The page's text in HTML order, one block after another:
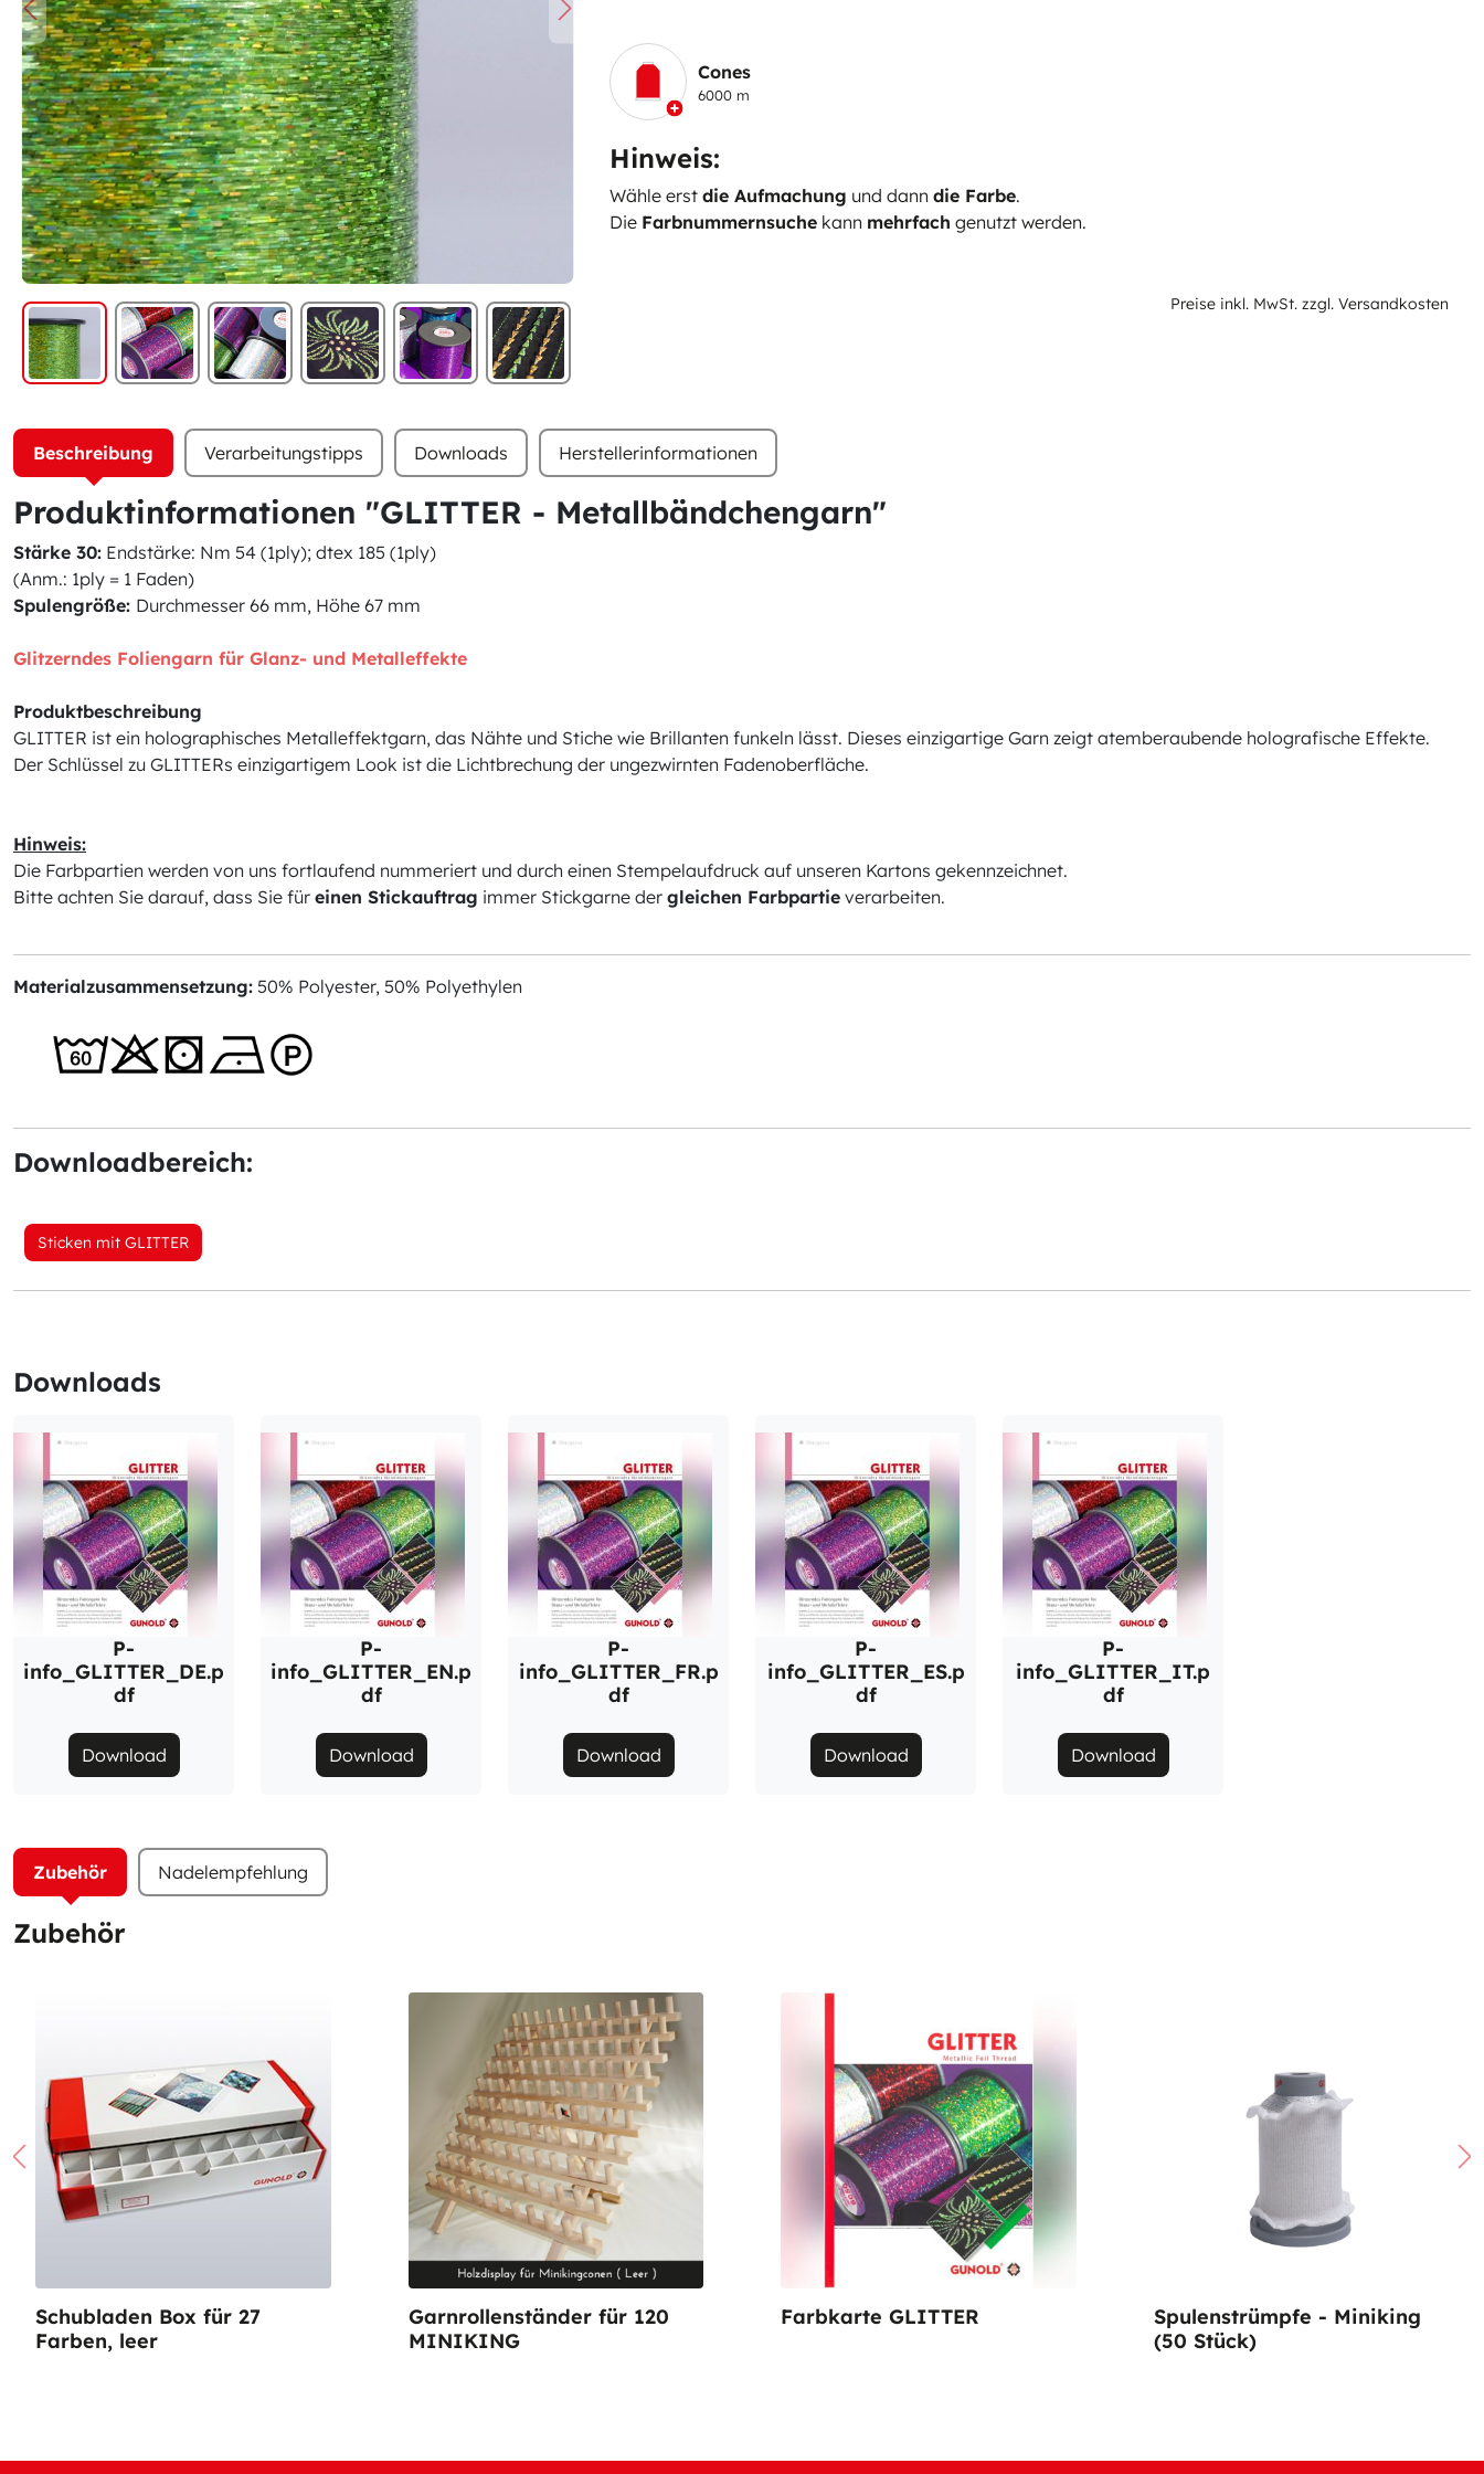
Nachhaltige Vliese
Cones
6000 m
Hinweis:
Wähle erst die Aufmachung und dann die Farbe.
Die Farbnummernsuche kann mehrfach genutzt werden.
Preise inkl. MwSt. zzgl. Versandkosten
Beschreibung Verarbeitungstipps Downloads Herstellerinformationen
Produktinformationen "GLITTER - Metallbändchengarn"
Stärke 30: Endstärke: Nm 54 (1ply); dtex 185 (1ply)
(Anm.: 1ply = 1 Faden)
Spulengröße: Durchmesser 66 mm, Höhe 67 mm
Glitzerndes Foliengarn für Glanz- und Metalleffekte
Produktbeschreibung
GLITTER ist ein holographisches Metalleffektgarn, das Nähte und Stiche wie Brillanten funkeln lässt. Dieses einzigartige Garn zeigt atemberaubende holografische Effekte.
Der Schlüssel zu GLITTERs einzigartigem Look ist die Lichtbrechung der ungezwirnten Fadenoberfläche.
Hinweis:
Die Farbpartien werden von uns fortlaufend nummeriert und durch einen Stempelaufdruck auf unseren Kartons gekennzeichnet.
Bitte achten Sie darauf, dass Sie für einen Stickauftrag immer Stickgarne der gleichen Farbpartie verarbeiten.
Materialzusammensetzung: 50% Polyester, 50% Polyethylen
Downloadbereich:
Sticken mit GLITTER
Downloads
P-
info_GLITTER_DE.p
df
Download
P-
info_GLITTER_EN.p
df
Download
P-
info_GLITTER_FR.p
df
Download
P-
info_GLITTER_ES.p
df
Download
P-
info_GLITTER_IT.p
df
Download
Zubehör Nadelempfehlung
Zubehör
Schubladen Box für 27
Farben, leer
Garnrollenständer für 120
MINIKING
Farbkarte GLITTER
Spulenstrümpfe - Miniking
(50 Stück)